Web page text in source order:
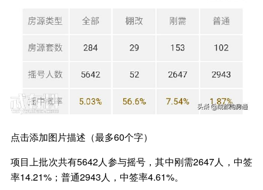
点击添加图片描述（最多60个字）
项目上批次共有5642人参与摇号，其中刚需2647人，中签
率14.21%；普通2943人，中签率4.61%。